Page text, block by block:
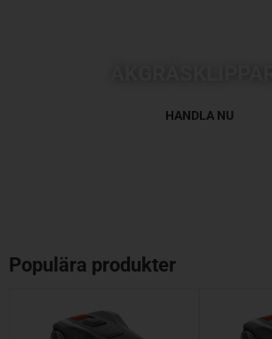
HANDLA NU
Populära produkter